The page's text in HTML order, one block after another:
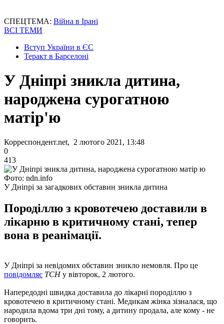
СПЕЦТЕМА: Війна в Ірані
ВСІ ТЕМИ
Вступ України в ЄС
Теракт в Барселоні
У Дніпрі зникла дитина,
народжена сурогатною
матір'ю
Корреспондент.net, 2 лютого 2021, 13:48
0
413
Фото: ndn.info
У Дніпрі за загадкових обставин зникла дитина
Породіллю з кровотечею доставили в
лікарню в критичному стані, тепер
вона в реанімації.
У Дніпрі за невідомих обставин зникло немовля. Про це
повідомляє ТСНу вівторок, 2 лютого.
Напередодні швидка доставила до лікарні породіллю з
кровотечею в критичному стані. Медикам жінка зізналася, що
народила вдома три дні тому, а дитину продала, але кому - не
говорить.